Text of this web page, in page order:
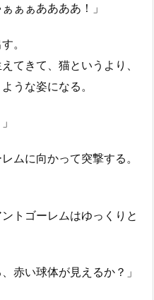
ぁぁああああ！」
。
てきて、猫というより、
うな姿になる。
ムに向かって突撃する。
トゴーレムはゆっくりと
赤い球体が見えるか？」